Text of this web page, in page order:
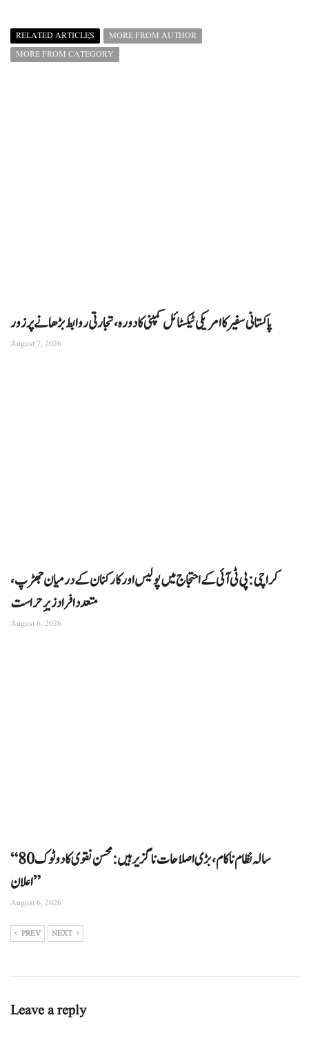
RELATED ARTICLES
MORE FROM AUTHOR
MORE FROM CATEGORY
پاکستانی سفیر کا امریکی ٹیکسٹائل کمپنی کا دورہ، تجارتی روابط بڑھانے پر زور
August 7, 2026
کراچی: پی ٹی آئی کے احتجاج میں پولیس اور کارکنان کے درمیان جھڑپ،
متعدد افراد زیرِ حراست
August 6, 2026
“80 سالہ نظام ناکام، بڑی اصلاحات ناگزیر ہیں: محسن نقوی کا دوٹوک
اعلان”
August 6, 2026
PREV NEXT
Leave a reply